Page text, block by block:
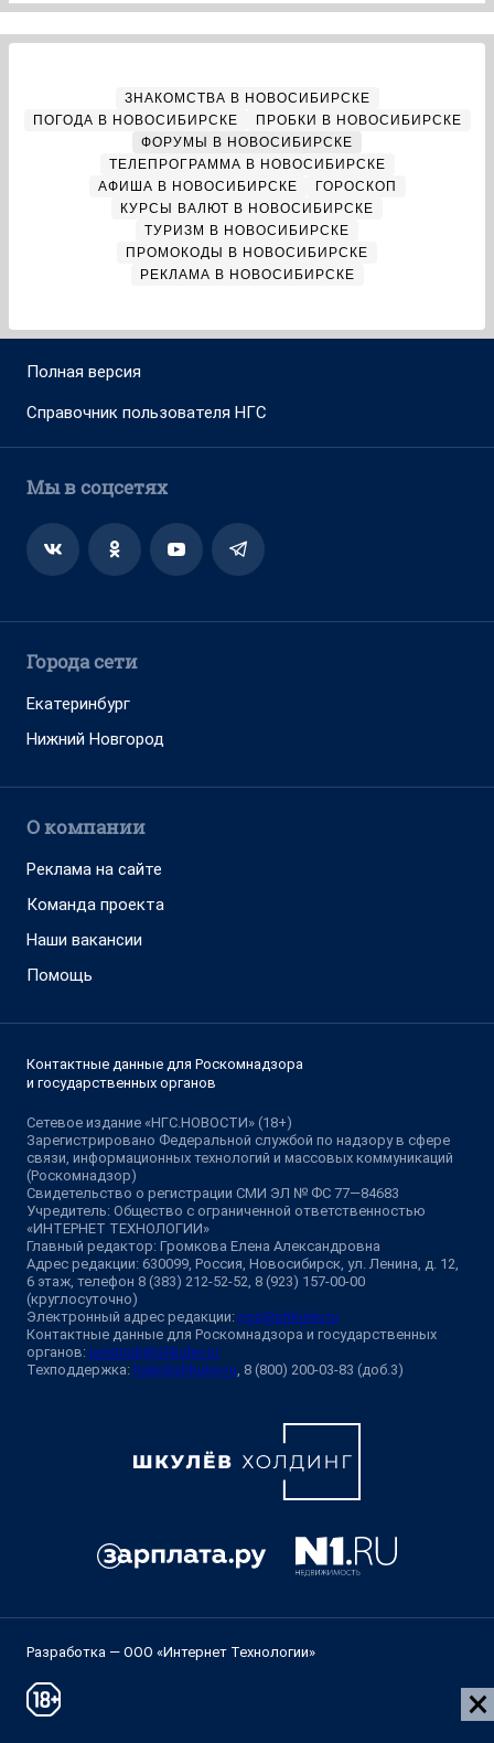
ЗНАКОМСТВА В НОВОСИБИРСКЕ
ПОГОДА В НОВОСИБИРСКЕ
ПРОБКИ В НОВОСИБИРСКЕ
ФОРУМЫ В НОВОСИБИРСКЕ
ТЕЛЕПРОГРАММА В НОВОСИБИРСКЕ
АФИША В НОВОСИБИРСКЕ
ГОРОСКОП
КУРСЫ ВАЛЮТ В НОВОСИБИРСКЕ
ТУРИЗМ В НОВОСИБИРСКЕ
ПРОМОКОДЫ В НОВОСИБИРСКЕ
РЕКЛАМА В НОВОСИБИРСКЕ
Полная версия
Справочник пользователя НГС
Мы в соцсетях
Города сети
Екатеринбург
Нижний Новгород
О компании
Реклама на сайте
Команда проекта
Наши вакансии
Помощь
Контактные данные для Роскомнадзора
и государственных органов
Сетевое издание «НГС.НОВОСТИ» (18+)
Зарегистрировано Федеральной службой по надзору в сфере
связи, информационных технологий и массовых коммуникаций
(Роскомнадзор)
Свидетельство о регистрации СМИ ЭЛ № ФС 77—84683
Учредитель: Общество с ограниченной ответственностью
«ИНТЕРНЕТ ТЕХНОЛОГИИ»
Главный редактор: Громкова Елена Александровна
Адрес редакции: 630099, Россия, Новосибирск, ул. Ленина, д. 12,
6 этаж, телефон 8 (383) 212-52-52, 8 (923) 157-00-00
(круглосуточно)
Электронный адрес редакции: ngs@shkulev.ru
Контактные данные для Роскомнадзора и государственных
органов: juristnsk@shkulev.ru
Техподдержка: help@shkulev.ru , 8 (800) 200-03-83 (доб.3)
Разработка — ООО «Интернет Технологии»